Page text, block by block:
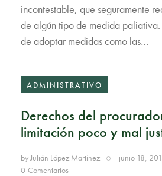
incontestable, que seguramente
de algún tipo de medida
de adoptar medidas como las…
ADMINISTRATIVO
Derechos del
limitación poco y mal
byJulián López Martínez junio 18,
0 Comentarios